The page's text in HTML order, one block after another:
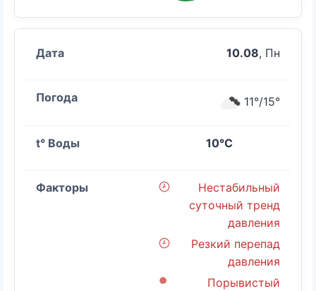
10.08, Пн
11°/15°
10°C
Нестабильный
суточный тренд
давления
Резкий перепад
давления
Порывистый